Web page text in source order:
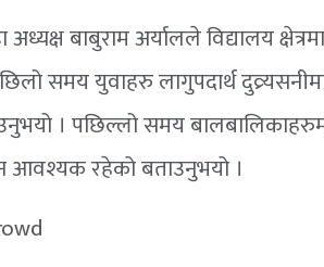
बाबुराम अर्यालले विद्यालय
समय युवाहरु लागुपदार्थ
। पछिल्लो समय
आवश्यक रहेको बताउनुभयो ।